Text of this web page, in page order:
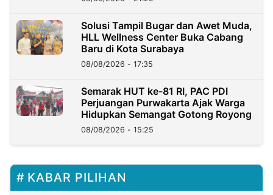
Solusi Tampil Bugar dan Awet Muda,
HLL Wellness Center Buka Cabang
Baru di Kota Surabaya
08/08/2026 - 17:35
Semarak HUT ke-81 RI, PAC PDI
Perjuangan Purwakarta Ajak Warga
Hidupkan Semangat Gotong Royong
08/08/2026 - 15:25
KABAR PILIHAN